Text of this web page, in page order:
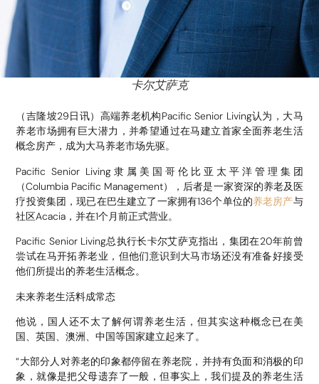
卡尔艾萨克
（吉隆坡29日讯）高端养老机构Pacific Senior Living认为，大马
养老市场拥有巨大潜力，并希望通过在马建立首家全面养老生活
概念房产，成为大马养老市场先驱。
Pacific Senior Living隶属美国哥伦比亚太平洋管理集团
（Columbia Pacific Management），后者是一家资深的养老及医
疗投资集团，现已在巴生建立了一家拥有136个单位的养老房产与
社区Acacia，并在1个月前正式营业。
Pacific Senior Living总执行长卡尔艾萨克指出，集团在20年前曾
尝试在马开拓养老业，但他们意识到大马市场还没有准备好接受
他们所提出的养老生活概念。
未来养老生活料成常态
他说，国人还不太了解何谓养老生活，但其实这种概念已在美
国、英国、澳洲、中国等国家建立起来了。
“大部分人对养老的印象都停留在养老院，并持有负面和消极的印
象，就像是把父母遗弃了一般，但事实上，我们提及的养老生活